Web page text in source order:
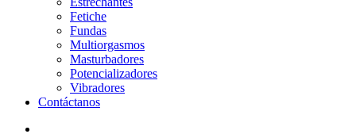
Fetiche
Fundas
Multiorgasmos
Masturbadores
Potencializadores
Vibradores
Contáctanos